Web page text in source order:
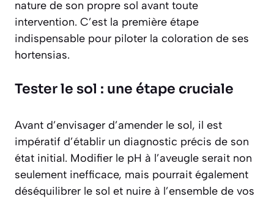
nature de son propre sol avant toute
intervention. C’est la première étape
indispensable pour piloter la coloration de ses
hortensias.
Tester le sol : une étape cruciale
Avant d’envisager d’amender le sol, il est
impératif d’établir un diagnostic précis de son
état initial. Modifier le pH à l’aveugle serait non
seulement inefficace, mais pourrait également
déséquilibrer le sol et nuire à l’ensemble de vos